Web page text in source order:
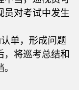
员对考试中发生
单，形成问题
，将巡考总结和